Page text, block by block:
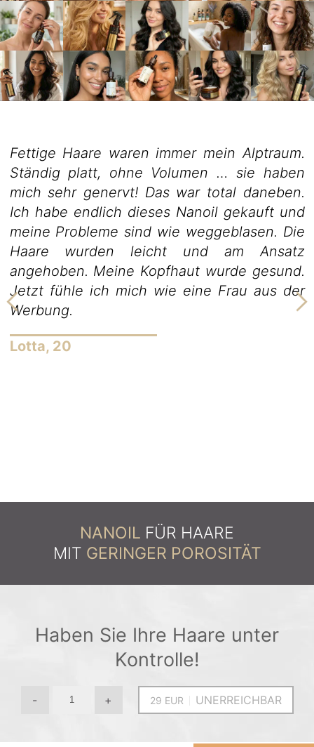
Fettige Haare waren immer mein Alptraum.
Ständig platt, ohne Volumen … sie haben
mich sehr genervt! Das war total daneben.
Ich habe endlich dieses Nanoil gekauft und
meine Probleme sind wie weggeblasen. Die
Haare wurden leicht und am Ansatz
angehoben. Meine Kopfhaut wurde gesund.
Jetzt fühle ich mich wie eine Frau aus der
Werbung.
Lotta, 20
NANOIL FÜR HAARE
MIT GERINGER POROSITÄT
Haben Sie Ihre Haare unter
Kontrolle!
- + UNERREICHBAR